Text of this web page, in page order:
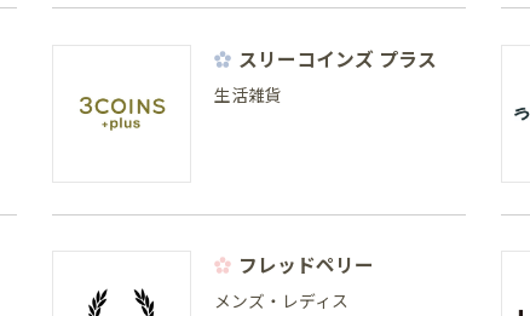
スリーコインズ プラス
生活雑貨
フレッドペリー
メンズ・レディス